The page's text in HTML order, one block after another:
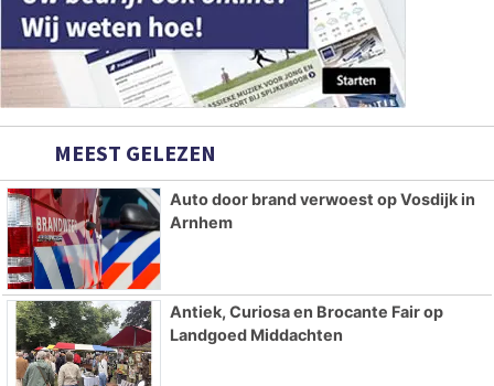
MEEST GELEZEN
Auto door brand verwoest op Vosdijk in
Arnhem
Antiek, Curiosa en Brocante Fair op
Landgoed Middachten